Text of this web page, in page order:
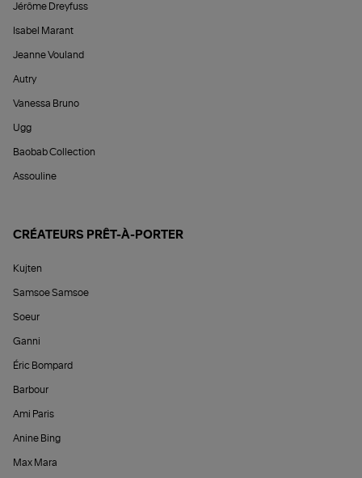
Jérôme Dreyfuss
Isabel Marant
Jeanne Vouland
Autry
Vanessa Bruno
Ugg
Baobab Collection
Assouline
CRÉATEURS PRÊT-À-PORTER
Kujten
Samsoe Samsoe
Soeur
Ganni
Éric Bompard
Barbour
Ami Paris
Anine Bing
Max Mara